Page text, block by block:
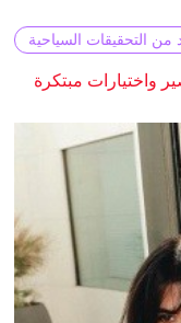
من التحقيقات السياحية
واختيارات مبتكرة